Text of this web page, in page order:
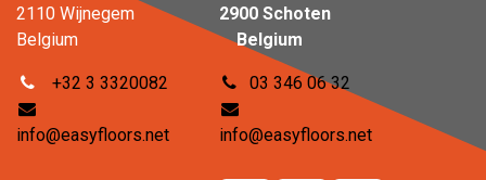
2110 Wijnegem
Belgium
+32 3 3320082
info@easyfloors.net
2900 Schoten
Belgium
03 346 06 32
info@easyfloors.net